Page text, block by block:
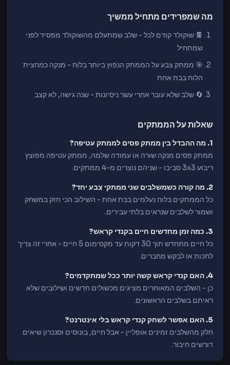
מה שמפרידים מתחיל ממשיך
🍫 שוקולד קודם לכל - שלב שמתעלם מהשוקולד מפסיד לפני
שמתחיל
🎯 ממתק צבע על הממתק הנפוץ ביותר בלוח - מנקה כמחצית
הלוח בבת אחת
🔄 שלב שלא עובר אחרי עשר ניסיונות - שנה גישה, לא קצב
שאלות על הממתקים
1. מה ההבדל בין ממתק פסים לממתק עטיפה?
ממתק פסים מנקה שורה או עמודה שלמה, ממתק עטיפה מפוצץ
ריבוע 3x3 סביבו - שניהם נוצרים מ-4 ממתקים.
2. מה קורה כשמשלבים שני ממתקי צבע יחד?
כל הממתקים בלוח נעלמים בבת אחת - השילוב הכי חזק במשחק
ושמור לשלבים שנראים בלתי עבירים.
3. כמה זמן מחדשים חיים בקנדי קראש?
כל חיים מתחדש תוך 30 דקות עד מקסימום 5 חיים - אחרי זה צריך
לחכות או לבקש מחברים.
4. האם קנדי קראש קשה יותר ככל שמתקדמים?
כן - השלבים המאוחרים מציגים מכשולים חדשים ושילובים שלא
ראיתם בשלבים הראשונים.
5. האם אפשר לשחק קנדי קראש בלי אינטרנט?
חלק מהשלבים זמינים אופליין - אבל חיים, בונוסים וסנכרון שיאים
דורשים חיבור.